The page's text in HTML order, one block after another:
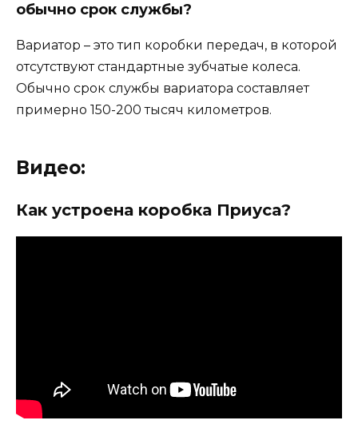
обычно срок службы?
Вариатор – это тип коробки передач, в которой
отсутствуют стандартные зубчатые колеса.
Обычно срок службы вариатора составляет
примерно 150-200 тысяч километров.
Видео:
Как устроена коробка Приуса?